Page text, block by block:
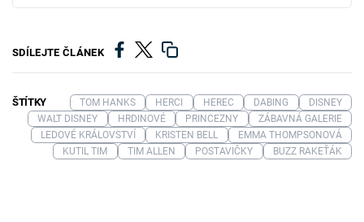
SDÍLEJTE ČLÁNEK
ŠTÍTKY TOM HANKS HERCI HEREC DABING
DISNEY
WALT DISNEY
HRDINOVÉ PRINCEZNY
ZÁBAVNÁ GALERIE
LEDOVÉ KRÁLOVSTVÍ
KRISTEN BELL
EMMA THOMPSONOVÁ
KUTIL TIM
TIM ALLEN POSTAVIČKY BUZZ RAKEŤÁK